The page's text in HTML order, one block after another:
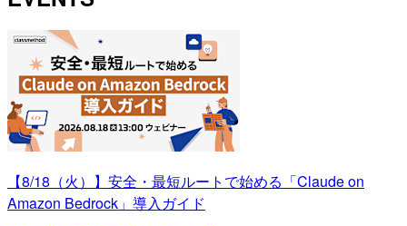
【8/18（火）】安全・最短ルートで始める「Claude on
Amazon Bedrock」導入ガイド